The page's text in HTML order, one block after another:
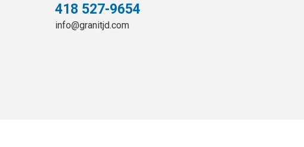
418 527-9654
info@granitjd.com